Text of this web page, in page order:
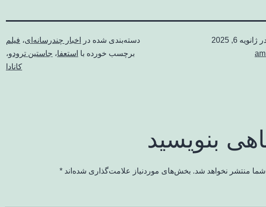
ژانویه 6, 2025
دسته‌بندی شده در اخبار چندرسانه‌ای، فیلم
برچسب خورده با استعفا، جاستین ترودو،
کانادا
بنویسید
شما منتشر نخواهد شد. بخش‌های موردنیاز علامت‌گذاری شده‌اند *